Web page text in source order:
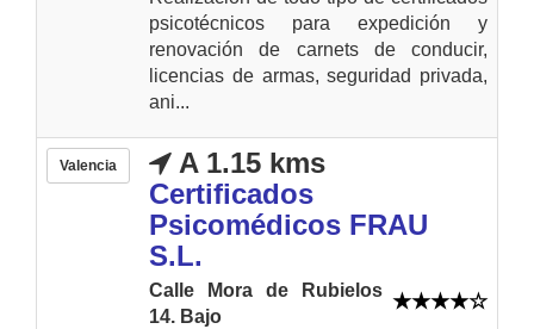
psicotécnicos para expedición y
renovación de carnets de conducir,
licencias de armas, seguridad privada,
ani...
Valencia
A 1.15 kms
Certificados
Psicomédicos FRAU
S.L.
Calle Mora de Rubielos
14. Bajo